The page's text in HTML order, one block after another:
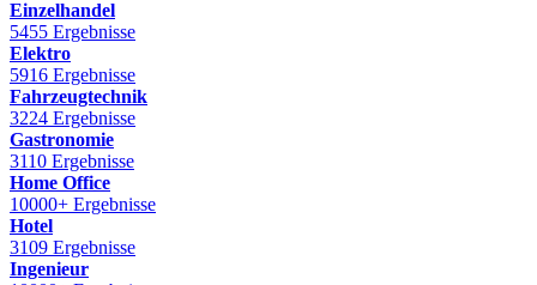
Einzelhandel
5455 Ergebnisse
Elektro
5916 Ergebnisse
Fahrzeugtechnik
3224 Ergebnisse
Gastronomie
3110 Ergebnisse
Home Office
10000+ Ergebnisse
Hotel
3109 Ergebnisse
Ingenieur